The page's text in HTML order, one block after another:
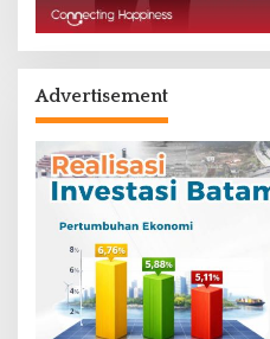
Advertisement